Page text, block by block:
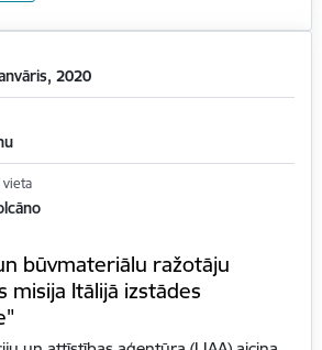
2020
vieta
būvmateriālu ražotāju
misija Itālijā izstādes